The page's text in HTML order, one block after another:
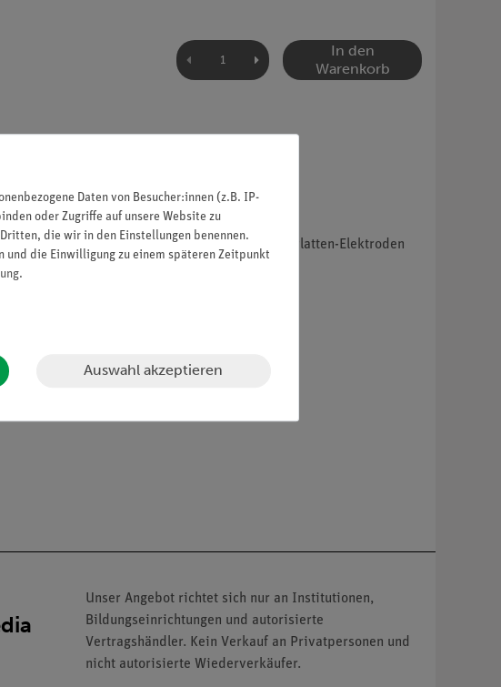
In den
Warenkorb
Nr. 06620-00, 34568-01) und in Halter für Platten-Elektroden
Unser Angebot richtet sich nur an Institutionen,
Bildungseinrichtungen und autorisierte
Vertragshändler. Kein Verkauf an Privatpersonen und
nicht autorisierte Wiederverkäufer.
Daten von Besucher:innen (z.B. IP-
oder Zugriffe auf unsere Website zu
die wir in den Einstellungen benennen.
und die Einwilligung zu einem späteren Zeitpunkt
.
Auswahl akzeptieren